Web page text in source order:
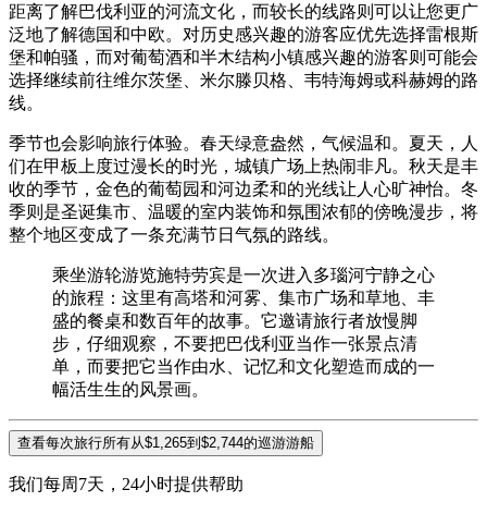
距离了解巴伐利亚的河流文化，而较长的线路则可以让您更广
泛地了解德国和中欧。对历史感兴趣的游客应优先选择雷根斯
堡和帕骚，而对葡萄酒和半木结构小镇感兴趣的游客则可能会
选择继续前往维尔茨堡、米尔滕贝格、韦特海姆或科赫姆的路
线。
季节也会影响旅行体验。春天绿意盎然，气候温和。夏天，人
们在甲板上度过漫长的时光，城镇广场上热闹非凡。秋天是丰
收的季节，金色的葡萄园和河边柔和的光线让人心旷神怡。冬
季则是圣诞集市、温暖的室内装饰和氛围浓郁的傍晚漫步，将
整个地区变成了一条充满节日气氛的路线。
乘坐游轮游览施特劳宾是一次进入多瑙河宁静之心
的旅程：这里有高塔和河雾、集市广场和草地、丰
盛的餐桌和数百年的故事。它邀请旅行者放慢脚
步，仔细观察，不要把巴伐利亚当作一张景点清
单，而要把它当作由水、记忆和文化塑造而成的一
幅活生生的风景画。
查看每次旅行所有从$1,265到$2,744的巡游游船
我们每周7天，24小时提供帮助